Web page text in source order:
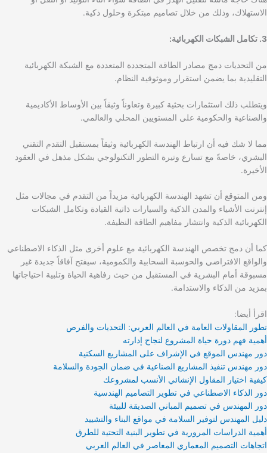
الاستهلاك، وذلك من خلال تصاميم مبتكرة وحلول ذكية.
3. تكامل الشبكات الكهربائية:
من التحديات دمج مصادر الطاقة المتجددة المتعددة مع الشبكة الكهربائية
التقليدية بما يضمن استقرار وموثوقية النظام.
ويتطلب ذلك استثمارات بحثية كبيرة وتعاوناً وثيقاً بين الأوساط الأكاديمية
والصناعية والحكومية على المستويين المحلي والعالمي.
مما لا شك فيه أن ارتباط الهندسة الكهربائية وثيقاً بمستقبل التقدم التقني
البشري، خاصةً مع تسارع وتيرة التطور التكنولوجي بشكل مذهل في العقود
الأخيرة.
ومن المتوقع أن تشهد الهندسة الكهربائية مزيداً من التقدم في مجالات مثل
إنترنت الأشياء والمدن الذكية والسيارات ذاتية القيادة وتكامل الشبكات
الكهربائية الذكية وانتشار مفاهيم الطاقة النظيفة.
كما أن دمج تخصص الهندسة الكهربائية مع علوم أخرى مثل الذكاء الاصطناعي
والواقع الافتراضي والحوسبة السحابية والكمومية، سيفتح آفاقاً جديدة غير
مسبوقة أمام البشرية في المستقبل من حيث رفاهية الحياة وتلبية احتياجاتها
بمزيد من الذكاء والاستدامة.
اقرأ أيضا:
تطور المقاولات العامة في العالم العربي: التحديات والفرص
أهمية فهم دورة حياة المشروع لنجاح إدارته
دور مهندس الموقع في الإشراف على المشاريع السكنية
دور مهندس تنفيذ المشاريع الصناعية في ضمان الجودة والسلامة
كيفية اختيار المقاول الإنشائي الأنسب لمشروعك
دور الذكاء الاصطناعي في تطوير التصاميم الهندسية
دور المهندس في تصميم المباني الصديقة للبيئة
دليل المهندس لتوفير السلامة في مواقع البناء والتشييد
أهمية الدراسات المرورية في تطوير البنية التحتية للطرق
اتجاهات التصميم المعماري المعاصر في العالم العربي